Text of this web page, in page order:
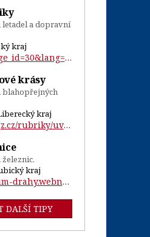
a dopravní
kraj
airpark.wz.cz/?page_id=30&lang=cs...
krásy
blahopřejných
kraj
papirovakrasa.wgz.cz/rubriky/uvod...
kraj
soukrome-muzeum-drahy.webnode.cz/...
DALŠÍ TIPY